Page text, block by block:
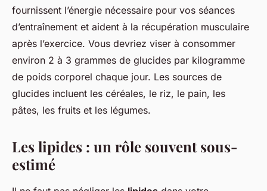
fournissent l’énergie nécessaire pour vos séances
d’entraînement et aident à la récupération musculaire
après l’exercice. Vous devriez viser à consommer
environ 2 à 3 grammes de glucides par kilogramme
de poids corporel chaque jour. Les sources de
glucides incluent les céréales, le riz, le pain, les
pâtes, les fruits et les légumes.
Les lipides : un rôle souvent sous-
estimé